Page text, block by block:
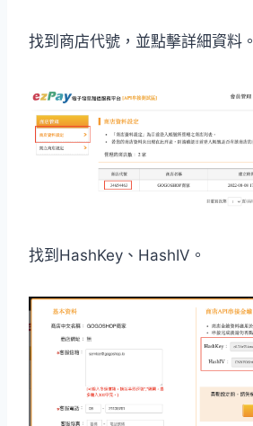
找到商店代號，並點擊詳細資料。
找到HashKey、HashIV。